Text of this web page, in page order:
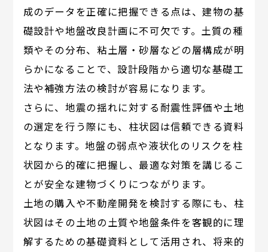
成のデータを正確に把握できる点は、建物の基
礎設計や地盤改良計画に不可欠です。土質の種
類やその分布、粘土層・砂層などの層構成が明
らかになることで、設計段階から適切な基礎工
法や補強方法の検討が容易になります。
さらに、地震の揺れに対する耐震性評価や土地
の選定を行う際にも、柱状図は信頼できる資料
となります。地盤の弱点や液状化のリスクを柱
状図から的確に把握し、最適な対策を講じるこ
とが安全な建物づくりにつながります。
土地の購入や不動産開発を検討する際にも、柱
状図はその土地の土質や地盤条件を客観的に理
解するための基礎資料として活用され、将来的